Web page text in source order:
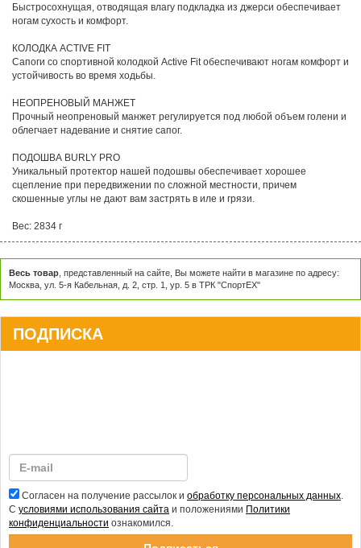
Быстросохнущая, отводящая влагу подкладка из джерси обеспечивает
ногам сухость и комфорт.
КОЛОДКА ACTIVE FIT
Сапоги со спортивной колодкой Active Fit обеспечивают ногам комфорт и
устойчивость во время ходьбы.
НЕОПРЕНОВЫЙ МАНЖЕТ
Прочный неопреновый манжет регулируется под любой объем голени и
облегчает надевание и снятие сапог.
ПОДОШВА BURLY PRO
Уникальный протектор нашей подошвы обеспечивает хорошее
сцепление при передвижении по сложной местности, причем
скошенные углы не дают вам застрять в иле и грязи.
Вес: 2834 г
Весь товар , представленный на сайте, Вы можете найти в магазине по адресу:
Москва, ул. 5-я Кабельная, д. 2, стр. 1, ур. 5 в ТРК "СпортЕХ"
ПОДПИСКА
Согласен на получение рассылок и обработку персональных данных
С условиями использования сайта и положениями Политики
конфиденциальности ознакомился.